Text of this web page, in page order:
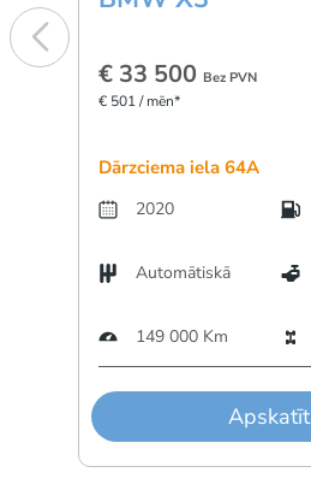
€ 33 500 Bez PVN
€ 501 / mēn*
Dārzciema iela 64A
2020
Automātiskā
149 000 Km
Apskatīt